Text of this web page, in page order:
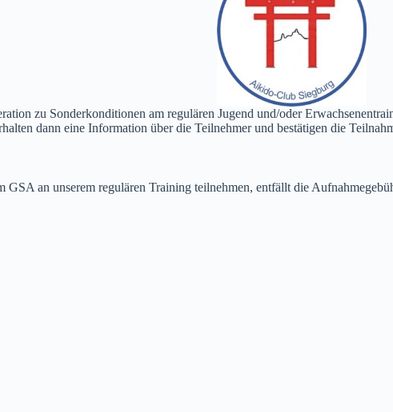
zu Sonderkonditionen am regulären Jugend und/oder
dann eine Information über die Teilnehmer und bestätigen die
an unserem regulären Training teilnehmen, entfällt die